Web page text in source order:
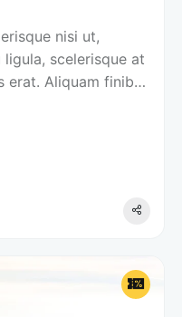
nisi ut,
scelerisque at
erat. Aliquam finibus
Cras
porta tempus justo
Nullam …